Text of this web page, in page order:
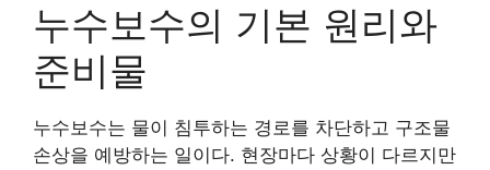
누수보수의 기본 원리와
준비물
누수보수는 물이 침투하는 경로를 차단하고 구조물
손상을 예방하는 일이다. 현장마다 상황이 다르지만